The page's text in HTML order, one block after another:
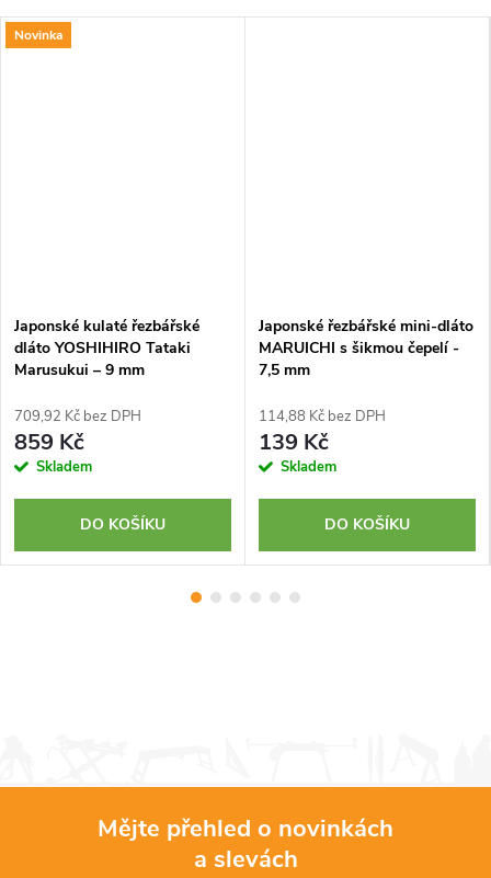
Novinka
Japonské kulaté řezbářské
dláto YOSHIHIRO Tataki
Marusukui – 9 mm
709,92 Kč bez DPH
859 Kč
Skladem
DO KOŠÍKU
Japonské řezbářské mini-dláto
MARUICHI s šikmou čepelí -
7,5 mm
114,88 Kč bez DPH
139 Kč
Skladem
DO KOŠÍKU
Mějte přehled o novinkách
a slevách